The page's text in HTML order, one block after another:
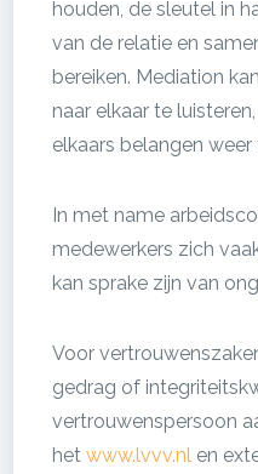
houden, de sleutel in
van de relatie en
bereiken. Mediation
naar elkaar te
elkaars belangen weer
In met name
medewerkers zich
kan sprake zijn van
Voor
gedrag of
vertrouwenspersoon
het www.lvvv.nl en